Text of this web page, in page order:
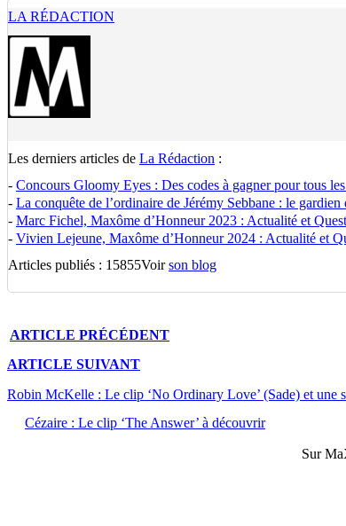
LA RÉDACTION
Les derniers articles de La Rédaction :
- Concours Gloomy Eyes : Des codes à gagner pour tous
- La conquête de l’ordinaire de Jérémy Sebbane : le gardien
- Marc Fichel, Maxôme d’Honneur 2023 : Actualité et
- Vivien Lejeune, Maxôme d’Honneur 2024 : Actualité et
Articles publiés : 15855Voirson blog
ARTICLE PRÉCÉDENT
ARTICLE SUIVANT
Robin McKelle : Le clip ‘No Ordinary Love’ (Sade) et une
Cézaire : Le clip ‘The Answer’ à découvrir
Sur